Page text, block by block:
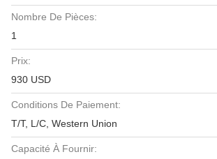
Nombre De Pièces:
1
Prix:
930 USD
Conditions De Paiement:
T/T, L/C, Western Union
Capacité À Fournir: